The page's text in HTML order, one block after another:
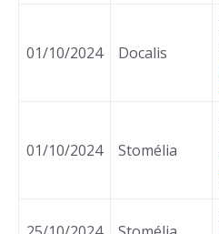
01/10/2024 Docalis
01/10/2024 Stomélia